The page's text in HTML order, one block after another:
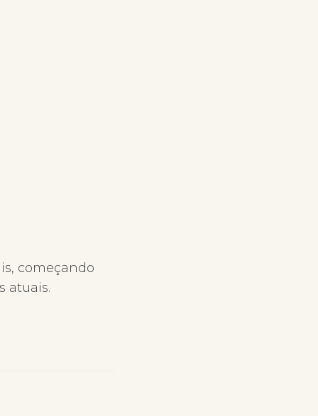
começando
atuais.